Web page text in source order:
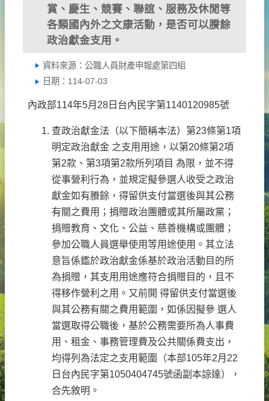
賞、慶生、競賽、聯誼、服務及休閒等
各類國內外之文康活動，是否可以賸餘
政治獻金支用。
資料來源：公職人員財產申報處第四組
日期：114-07-03
內政部114年5月28日台內民字第1140120985號
查政治獻金法（以下簡稱本法）第23條第1項
明定政治獻金 之支用用途，以第20條第2項
第2款、第3項第2款所列項目 為限，並不得
從事營利行為，並規定擬參選人收受之政治
獻金如有賸餘，得留供支付當選後與其公務
有關之費用；捐贈政治團體或其所屬政黨；
捐贈教育、文化、公益、慈善機構或團體；
參加公職人員選舉使用等用途使用。其立法
意旨係鑑於政治獻金係基於政治活動目的所
為捐贈，其支用用途應符合捐贈目的，且不
得移作營利之用。又前開 得留供支付當選後
與其公務有關之費用範圍，如係因擬參 選人
當選取得公職後，基於公務需要所為人事費
用、租金、事務管理費及公共關係費支出，
均得列為法定之支用範圍（本部105年2月22
日台內民字第1050404745號函副本諒達），
合先敘明。